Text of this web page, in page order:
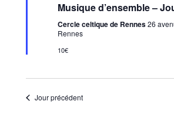
avant
Musique d’ensemble –
Cercle celtique de Rennes26
Rennes
10€
Jour précédent